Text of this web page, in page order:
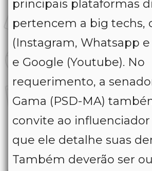
principais plataformas
pertencem a big techs,
(Instagram, Whatsapp
e Google (Youtube). No
requerimento, a
Gama (PSD-MA)
convite ao influenciador
que ele detalhe suas
Também deverão ser